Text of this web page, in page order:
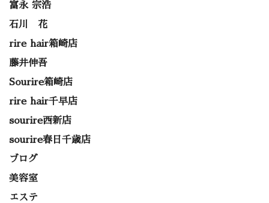
富永 宗浩
石川 花
rire hair箱崎店
藤井伸吾
Sourire箱崎店
rire hair千早店
sourire西新店
sourire春日千歳店
ブログ
美容室
エステ